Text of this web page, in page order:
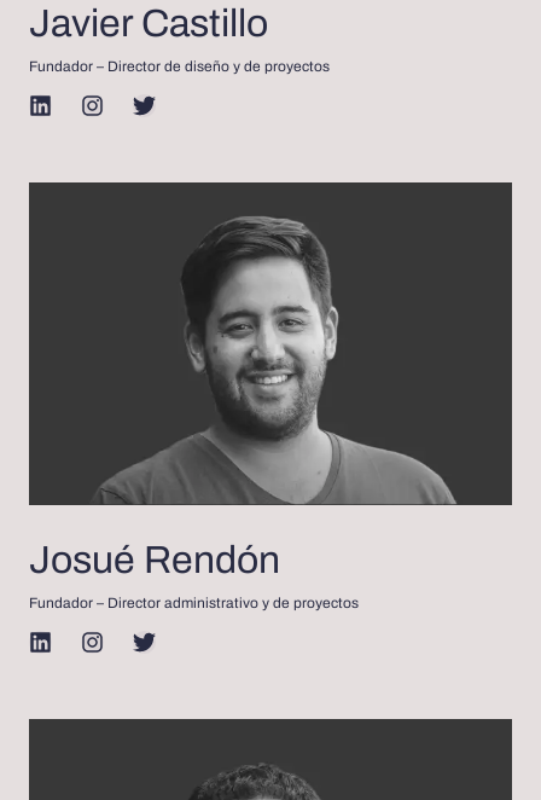
Javier Castillo
Fundador – Director de diseño y de proyectos
Josué Rendón
Fundador – Director administrativo y de proyectos